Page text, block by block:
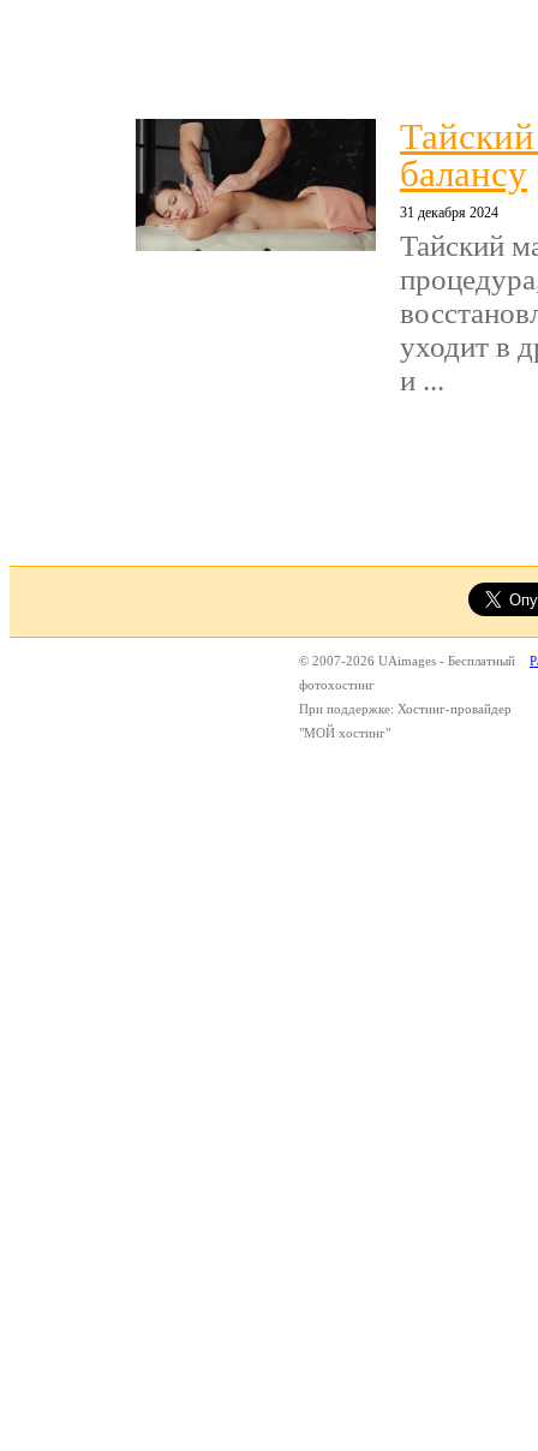
балансу
31 декабря 2024
Тайский
уходит в
и ...
© 2007-2026 UAimages - Бесплатный
фотохостинг
При поддержке: Хостинг-провайдер
"МОЙ хостинг"